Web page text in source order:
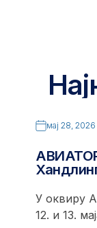
мај 28, 2026
У оквиру
12. и 13.